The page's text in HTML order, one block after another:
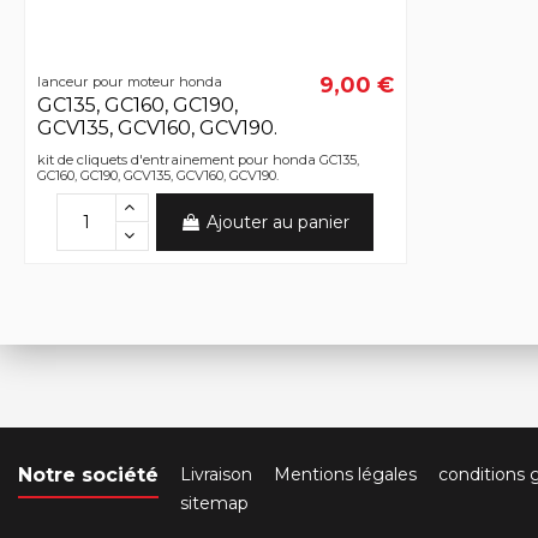
lanceur pour moteur honda
GC135, GC160, GC190,
GCV135, GCV160, GCV190.
9,00 €
kit de cliquets d'entrainement pour honda GC135,
GC160, GC190, GCV135, GCV160, GCV190.
Ajouter au panier
Notre société Livraison Mentions légales conditions
sitemap